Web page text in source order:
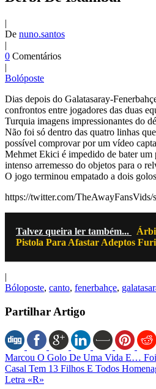
|
De nuno.santos
|
0 Comentários
|
Bolóposte
Dias depois do Galatasaray-
confrontos entre jogadores das duas
Turquia imagens impressionantes do
Não foi só dentro das quatro linhas
possível comprovar por um vídeo
Mehmet Ekici é impedido de bater um
intenso arremesso do objetos para o
O jogo terminou empatado a dois
https://twitter.com/TheAwayFansVids/
Talvez queira ler também...
Pistola Para Afastar Adeptos
|
Bóloposte, canto, fenerbahçe,
Partilhar Artigo
Marcou O Golo De Uma Vida E… Foi
Casal Tem 13 Filhos E Todos
Letra «R»